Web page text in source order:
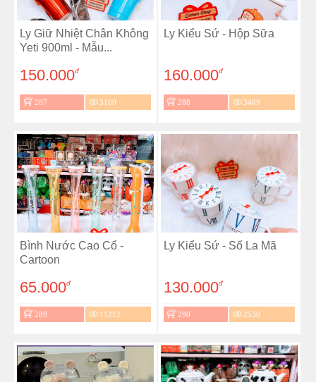
Ly Giữ Nhiệt Chân Không
Yeti 900ml - Mẫu...
150.000đ
287 3160
Ly Kiểu Sứ - Hộp Sữa
160.000đ
288 3409
Bình Nước Cao Cổ -
Cartoon
65.000đ
289 11212
Ly Kiểu Sứ - Số La Mã
130.000đ
290 2530